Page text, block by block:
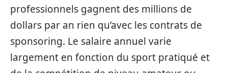
professionnels gagnent des millions de
dollars par an rien qu’avec les contrats de
sponsoring. Le salaire annuel varie
largement en fonction du sport pratiqué et